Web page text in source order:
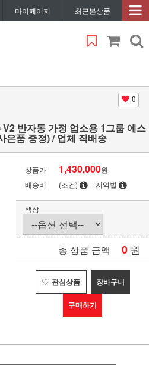
마이페이지 최근본상품
0
반자동 가정 업소용 1그룹 에스
은품 증정) / 업체 직배송
상품가 1,430,000원
배송비
(조건) 지역별
색상
총 상품 금액 0 원
관심상품 장바구니
구매하기